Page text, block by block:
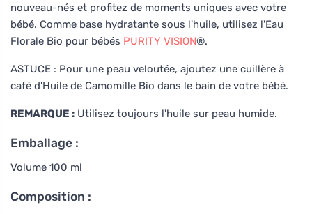
nouveau-nés et profitez de moments uniques avec votre
bébé. Comme base hydratante sous l'huile, utilisez l'Eau
Florale Bio pour bébés PURITY VISION®.
ASTUCE : Pour une peau veloutée, ajoutez une cuillère à
café d'Huile de Camomille Bio dans le bain de votre bébé.
REMARQUE : Utilisez toujours l'huile sur peau humide.
Emballage :
Volume 100 ml
Composition :